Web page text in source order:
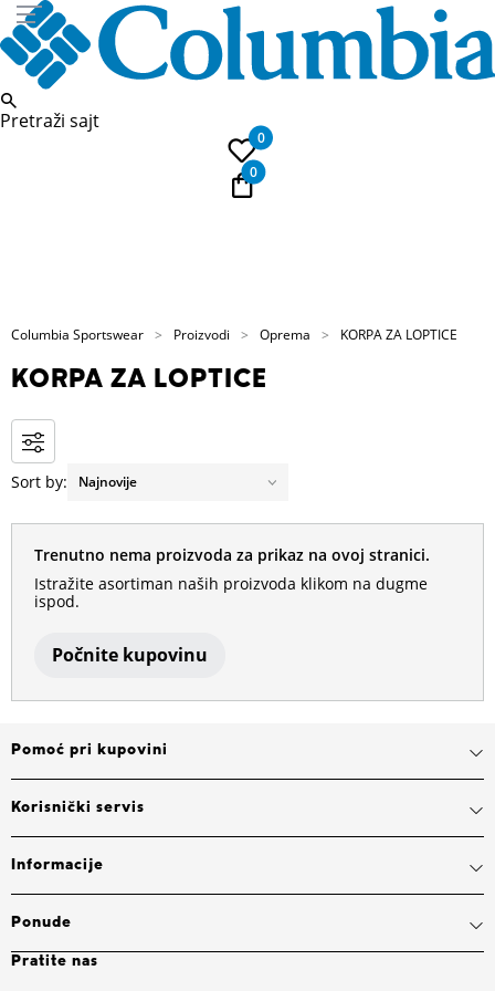
Pretraži sajt
0
0
Columbia Sportswear Proizvodi Oprema KORPA ZA LOPTICE
KORPA ZA LOPTICE
Sort by:
Trenutno nema proizvoda za prikaz na ovoj stranici.
Istražite asortiman naših proizvoda klikom na dugme
ispod.
Počnite kupovinu
Pomoć pri kupovini
Korisnički servis
Informacije
Ponude
Pratite nas